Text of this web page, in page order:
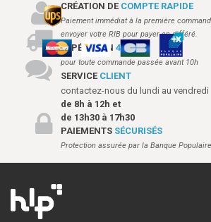
CRÉATION DE COMPTE RAPIDE
Paiement immédiat à la première
envoyer votre RIB pour payer en différé.
EXPÉDITION48H
pour toute commande passée avant 10h
SERVICE CLIENT
contactez-nous du lundi au vendredi
de 8h à 12h et
de 13h30 à 17h30
PAIEMENTS SÉCURISÉS
Protection assurée par la Banque Populaire